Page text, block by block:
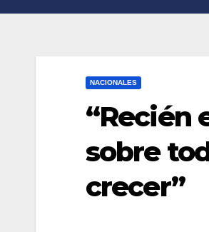
NACIONALES
“Recién
sobre
crecer”
n